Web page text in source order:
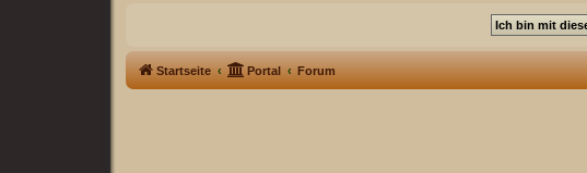
Startseite Portal Forum